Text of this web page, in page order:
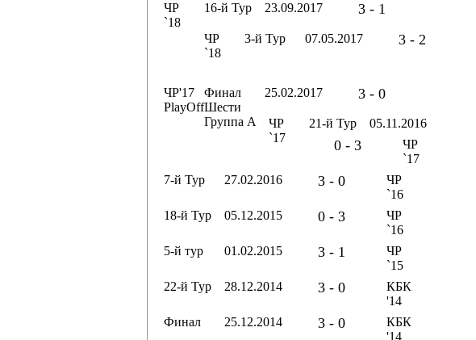
ЧР
`18
16-й Тур 23.09.2017 3 - 1
ЧР
`18
3-й Тур 07.05.2017 3 - 2
ЧР'17
PlayOff
Финал
Шести
Группа А
25.02.2017 3 - 0
ЧР
`17
21-й Тур 05.11.2016
0 - 3
ЧР
`17
7-й Тур
27.02.2016 3 - 0
ЧР
`16
18-й Тур
05.12.2015 0 - 3
ЧР
`16
5-й тур
01.02.2015 3 - 1
ЧР
`15
22-й Тур
28.12.2014 3 - 0
КБК
'14
Финал
25.12.2014 3 - 0
КБК
'14